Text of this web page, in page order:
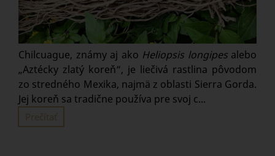
Chilcuague, známy aj ako Heliopsis longipesalebo
„Aztécky zlatý koreň“, je liečivá rastlina pôvodom
zo stredného Mexika, najmä z oblasti Sierra Gorda.
Jej koreň sa tradične používa pre svoj c...
Prečítať